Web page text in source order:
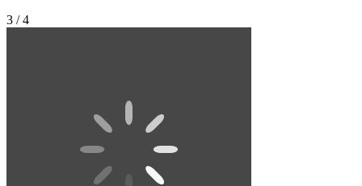
3 / 4